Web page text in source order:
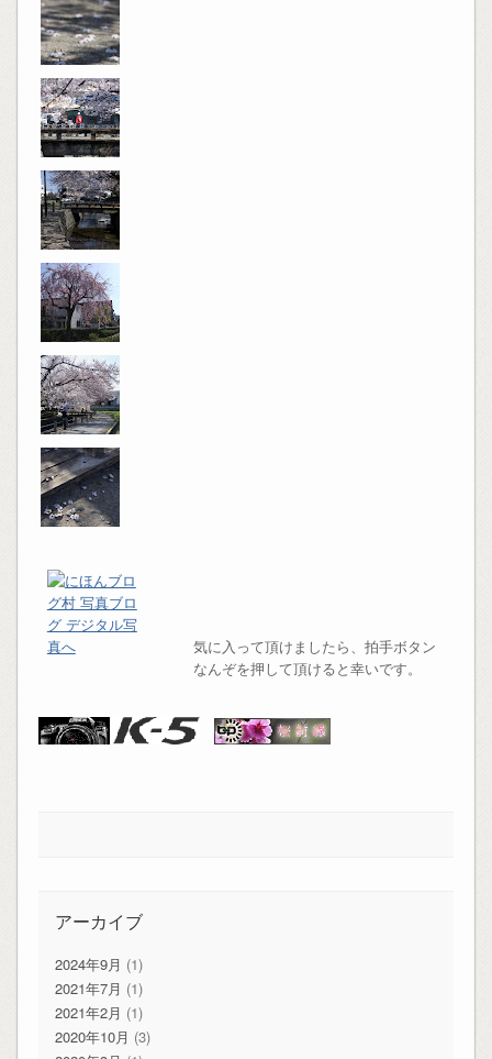
気に入って頂けましたら、拍手ボタン
なんぞを押して頂けると幸いです。
アーカイブ
2024年9月 (1)
2021年7月 (1)
2021年2月 (1)
2020年10月 (3)